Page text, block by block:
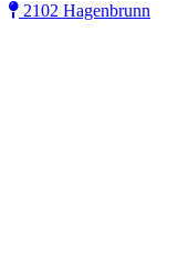
2102 Hagenbrunn